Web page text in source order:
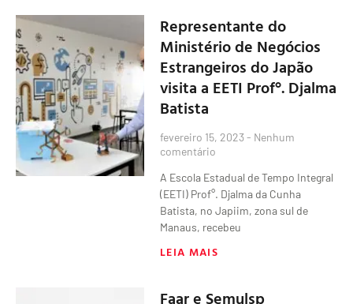
Representante do
Ministério de Negócios
Estrangeiros do Japão
visita a EETI Prof°. Djalma
Batista
fevereiro 15, 2023 Nenhum
comentário
A Escola Estadual de Tempo Integral
(EETI) Prof°. Djalma da Cunha
Batista, no Japiim, zona sul de
Manaus, recebeu
LEIA MAIS
Faar e Semulsp